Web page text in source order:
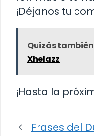
¡Déjanos tu
Quizás
Xhelazz
¡Hasta la
Frases del